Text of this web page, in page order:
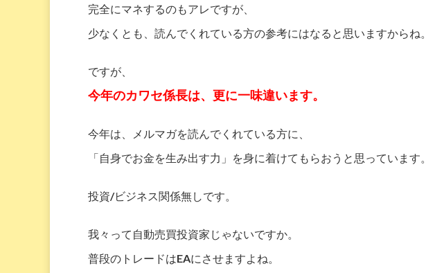
完全にマネするのもアレですが、
少なくとも、読んでくれている方の参考にはなると思いますからね。
ですが、
今年のカワセ係長は、更に一味違います。
今年は、メルマガを読んでくれている方に、
「自身でお金を生み出す力」を身に着けてもらおうと思っています。
投資/ビジネス関係無しです。
我々って自動売買投資家じゃないですか。
普段のトレードはEAにさせますよね。